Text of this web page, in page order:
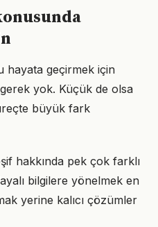
hayata geçirmek için
yok. Küçük de olsa
büyük fark
hakkında pek çok farklı
bilgilere yönelmek en
yerine kalıcı çözümler